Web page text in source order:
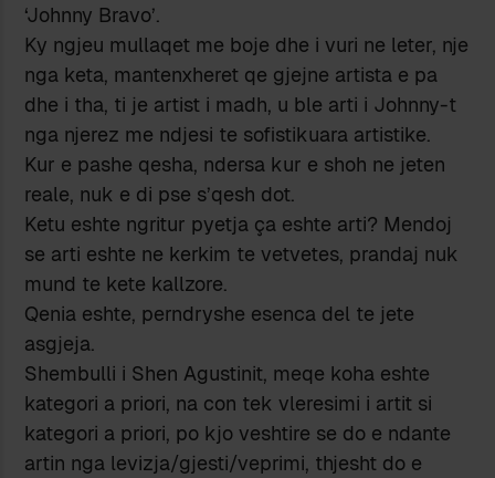
‘Johnny Bravo’.
Ky ngjeu mullaqet me boje dhe i vuri ne leter, nje
nga keta, mantenxheret qe gjejne artista e pa
dhe i tha, ti je artist i madh, u ble arti i Johnny-t
nga njerez me ndjesi te sofistikuara artistike.
Kur e pashe qesha, ndersa kur e shoh ne jeten
reale, nuk e di pse s’qesh dot.
Ketu eshte ngritur pyetja ça eshte arti? Mendoj
se arti eshte ne kerkim te vetvetes, prandaj nuk
mund te kete kallzore.
Qenia eshte, perndryshe esenca del te jete
asgjeja.
Shembulli i Shen Agustinit, meqe koha eshte
kategori a priori, na con tek vleresimi i artit si
kategori a priori, po kjo veshtire se do e ndante
artin nga levizja/gjesti/veprimi, thjesht do e